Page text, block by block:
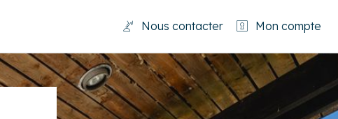
Nous contacter Mon compte